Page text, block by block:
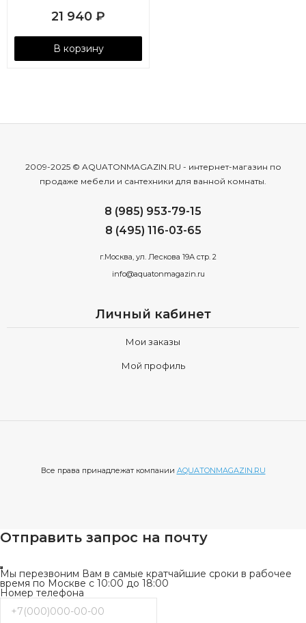
21 940 ₽
В корзину
2009-2025 © AQUATONMAGAZIN.RU - интернет-магазин по
продаже мебели и сантехники для ванной комнаты.
8 (985) 953-79-15
8 (495) 116-03-65
г.Москва, ул. Лескова 19А стр. 2
info@aquatonmagazin.ru
Личный кабинет
Мои заказы
Мой профиль
Все права принадлежат компании AQUATONMAGAZIN.RU
Отправить запрос на почту
Мы перезвоним Вам в самые кратчайшие сроки в рабочее
время по Москве с 10:00 до 18:00
Номер телефона